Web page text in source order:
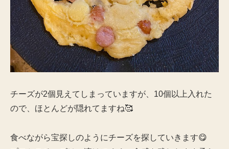
チーズが2個見えてしまっていますが、10個以上入れた
ので、ほとんどが隠れてますね🥰
食べながら宝探しのようにチーズを探していきます😋